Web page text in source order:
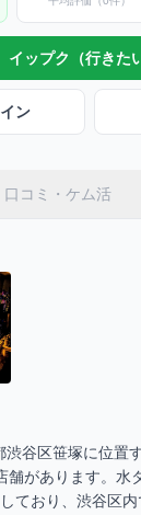
イップク（行きた
ン
口コミ・ケム活
渋谷区笹塚に位置
舗があります。水
ており、渋谷区